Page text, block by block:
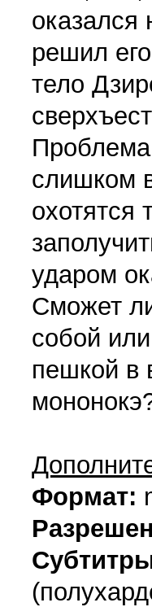
оказался
решил
тело
слишком
охотятся
ударом
Сможет
собой
пешкой в
Формат: